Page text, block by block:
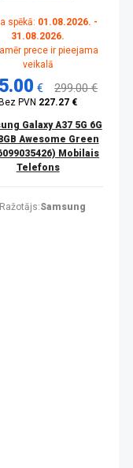
spēkā: 01.08.2026. -
31.08.2026.
prece ir pieejama
veikalā
€ 299.00 €
Bez PVN 227.27 €
Galaxy A37 5G 6G
Awesome Green
Mobilais
Telefons
Ražotājs:Samsung